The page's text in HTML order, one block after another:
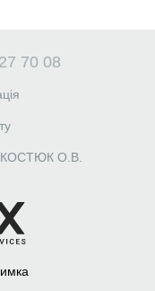
70 08
КОСТЮК О.В.